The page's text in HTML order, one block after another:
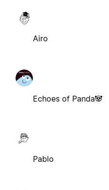
Airo
Echoes of Panda🐼
Pablo